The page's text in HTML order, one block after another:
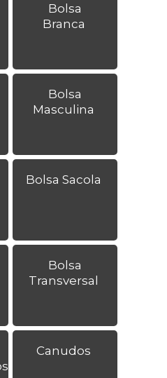
Bolsa
Branca
Bolsa
Masculina
Bolsa Sacola
Bolsa
Transversal
Canudos